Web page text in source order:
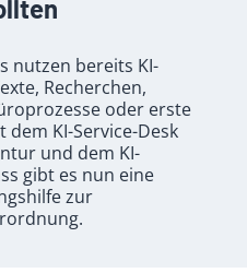
nutzen bereits KI-
Recherchen,
oder erste
KI-Service-Desk
und dem KI-
gibt es nun eine
zur